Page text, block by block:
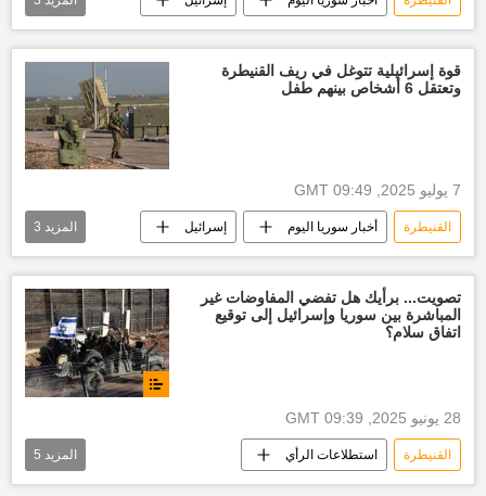
محاصيل زراعية أراضي مواشي
قوة إسرائيلية تتوغل في ريف القنيطرة
وتعتقل 6 أشخاص بينهم طفل
7 يوليو 2025, 09:49 GMT
القنيطرة أخبار سوريا اليوم إسرائيل
اعتقالات مداهمات العالم العربي
المزيد 3
تصويت... برأيك هل تفضي المفاوضات غير
المباشرة بين سوريا وإسرائيل إلى توقيع
اتفاق سلام؟
28 يونيو 2025, 09:39 GMT
القنيطرة استطلاعات الرأي
أخبار سوريا اليوم إسرائيل
المزيد 5